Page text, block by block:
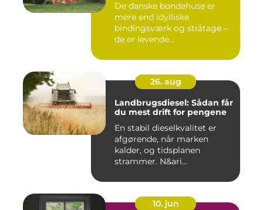
De danske bondehuse er
mere end idylliske
bindingsværk og stråtage –
de er levende...
26. aug
Landbrugsdiesel: Sådan får
du mest drift for pengene
En stabil dieselkvalitet er
afgørende, når marken
kalder, og tidsplanen
strammer. N&ari...
10. jun